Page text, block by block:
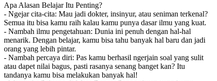
Apa Alasan Belajar Itu Penting?
- Ngejar cita-cita: Mau jadi dokter, insinyur, atau seniman terkenal?
Semua itu bisa kamu raih kalau kamu punya dasar ilmu yang kuat.
- Nambah ilmu pengetahuan: Dunia ini penuh dengan hal-hal
menarik. Dengan belajar, kamu bisa tahu banyak hal baru dan jadi
orang yang lebih pintar.
- Nambah percaya diri: Pas kamu berhasil ngerjain soal yang sulit
atau dapet nilai bagus, pasti rasanya senang banget kan? Itu
tandanya kamu bisa melakukan banyak hal!